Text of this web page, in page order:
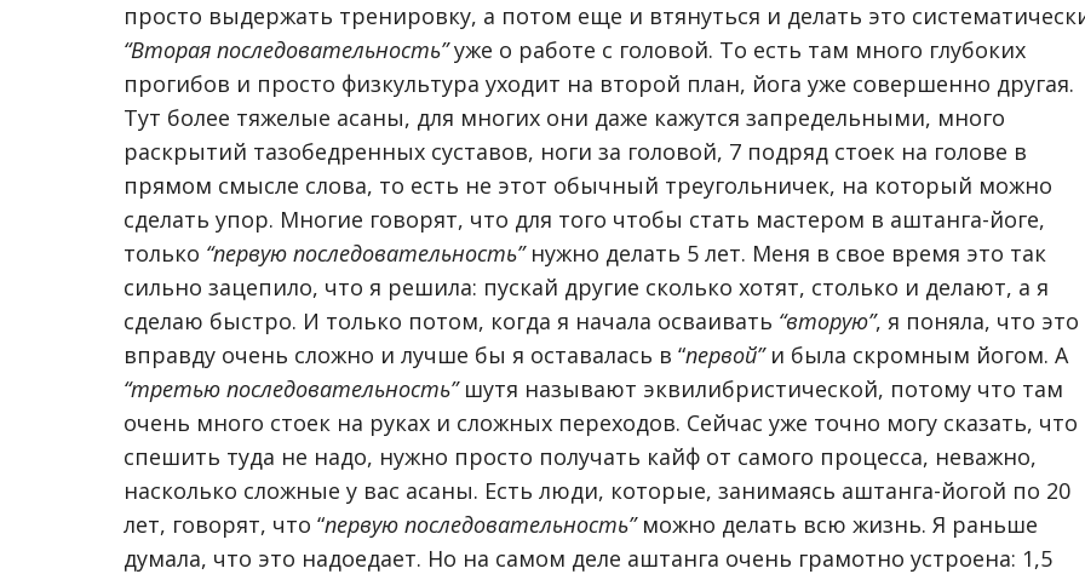
просто выдержать тренировку, а потом еще и втянуться и делать это
“Вторая последовательность”уже о работе с головой. То есть там много глубоких
прогибов и просто физкультура уходит на второй план, йога уже совершенно другая.
Тут более тяжелые асаны, для многих они даже кажутся запредельными, много
раскрытий тазобедренных суставов, ноги за головой, 7 подряд стоек на голове в
прямом смысле слова, то есть не этот обычный треугольничек, на который можно
сделать упор. Многие говорят, что для того чтобы стать мастером в аштанга-йоге,
только “первую последовательность”нужно делать 5 лет. Меня в свое время это так
сильно зацепило, что я решила: пускай другие сколько хотят, столько и делают, а я
сделаю быстро. И только потом, когда я начала осваивать “вторую”, я поняла, что
вправду очень сложно и лучше бы я оставалась в “первой”и была скромным йогом. А
“третью последовательность”шутя называют эквилибристической, потому что там
очень много стоек на руках и сложных переходов. Сейчас уже точно могу сказать, что
спешить туда не надо, нужно просто получать кайф от самого процесса, неважно,
насколько сложные у вас асаны. Есть люди, которые, занимаясь аштанга-йогой по 20
лет, говорят, что “первую последовательность”можно делать всю жизнь. Я раньше
думала, что это надоедает. Но на самом деле аштанга очень грамотно устроена: 1,5